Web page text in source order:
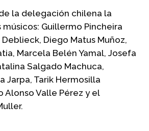
la delegación chilena la
Guillermo Pincheira
Diego Matus Muñoz,
Marcela Belén Yamal, Josefa
Salgado Machuca,
Jarpa, Tarik Hermosilla
Alonso Valle Pérez y el